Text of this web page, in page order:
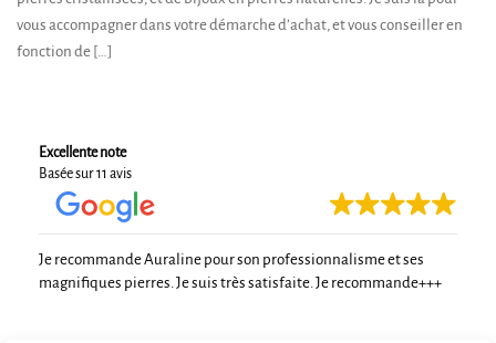
vous accompagner dans votre démarche d’achat, et vous conseiller en
fonction de […]
Excellente note
Basée sur 11 avis
Je recommande Auraline pour son professionnalisme et ses
magnifiques pierres. Je suis très satisfaite. Je recommande+++